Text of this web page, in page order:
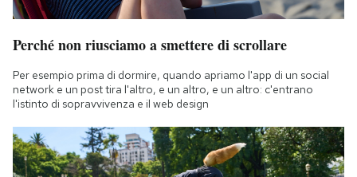
Perché non riusciamo a smettere di scrollare
Per esempio prima di dormire, quando apriamo l'app di un social
network e un post tira l'altro, e un altro, e un altro: c'entrano
l'istinto di sopravvivenza e il web design